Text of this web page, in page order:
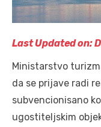
Last Updated on:
Ministarstvo
da se prijave radi
subvencionisano
ugostiteljskim